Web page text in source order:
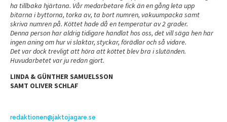
ha tillbaka hjärtana. Vår medarbetare fick än en gång leta upp
bitarna i byttorna, torka av, ta bort numren, vakuumpacka samt
skriva numren på. Köttet hade då en temperatur av 2 grader.
Denna person har aldrig tidigare handlat hos oss, det vill säga hen har
ingen aning om hur vi slaktar, styckar, förädlar och så vidare.
Det var dock trevligt att höra att köttet blev bra i slutänden.
Huvudarbetet var ju redan gjort.
LINDA & GÜNTHER SAMUELSSON
SAMT OLIVER SCHLAF
redaktionen@jaktojagare.se